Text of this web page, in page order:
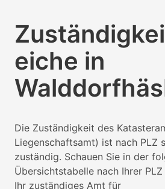
eiche in
Die Zuständigkeit des
Liegenschaftsamt) ist nach PLZ
zuständig. Schauen Sie in der
Übersichtstabelle nach Ihrer
Ihr zuständiges Amt für